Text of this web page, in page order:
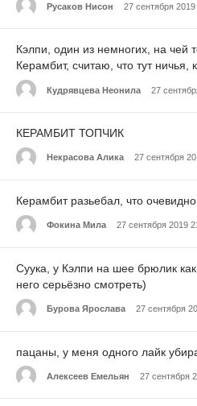
Русаков Нисон 27 сентября
Кэлпи, один из немногих, на чей
Керамбит, считаю, что тут ничья,
Кудрявцева Неонила 27
КЕРАМБИТ ТОПЧИК
Некрасова Алика 27 сентября
Керамбит разьебал, что очевидно.
Фокина Мила 27 сентября 2019
Суука, у Кэлпи на шее брюлик
него серьёзно смотреть)
Бурова Ярослава 27 сентября
пацаны, у меня одного лайк
Алексеев Емельян 27 сентября